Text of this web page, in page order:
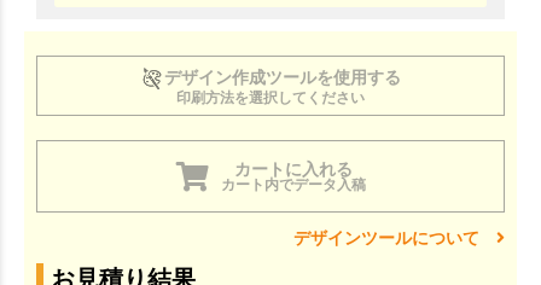
デザイン作成ツールを使用する
印刷方法を選択してください
カートに入れる
カート内でデータ入稿
デザインツールについて
お見積り結果